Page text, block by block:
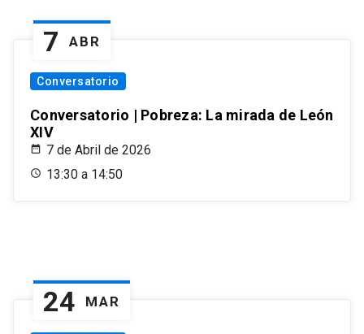
7 ABR
Conversatorio
Conversatorio | Pobreza: La mirada de León
XIV
7 de Abril de 2026
13:30 a 14:50
24 MAR